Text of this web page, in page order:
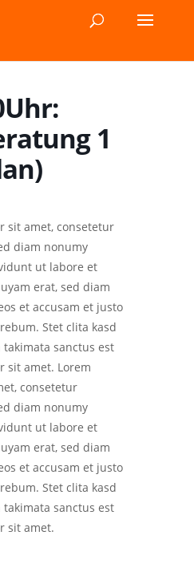
1
sit amet, consetetur
diam nonumy
ut labore et
erat, sed diam
et accusam et justo
Stet clita kasd
sanctus est
sit amet. Lorem
consetetur
diam nonumy
ut labore et
erat, sed diam
et accusam et justo
Stet clita kasd
sanctus est
sit amet.